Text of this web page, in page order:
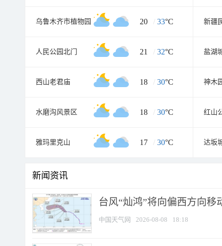
乌鲁木齐市植物园 20 / 33°C
人民公园北门 21 / 32°C 盐湖
西山老君庙 18 / 30°C 神木
水磨沟风景区 18 / 30°C 红山
雅玛里克山 17 / 30°C
新闻资讯
台风“灿鸿”将向偏西方向移
中国天气网 2026-08-08 18:18